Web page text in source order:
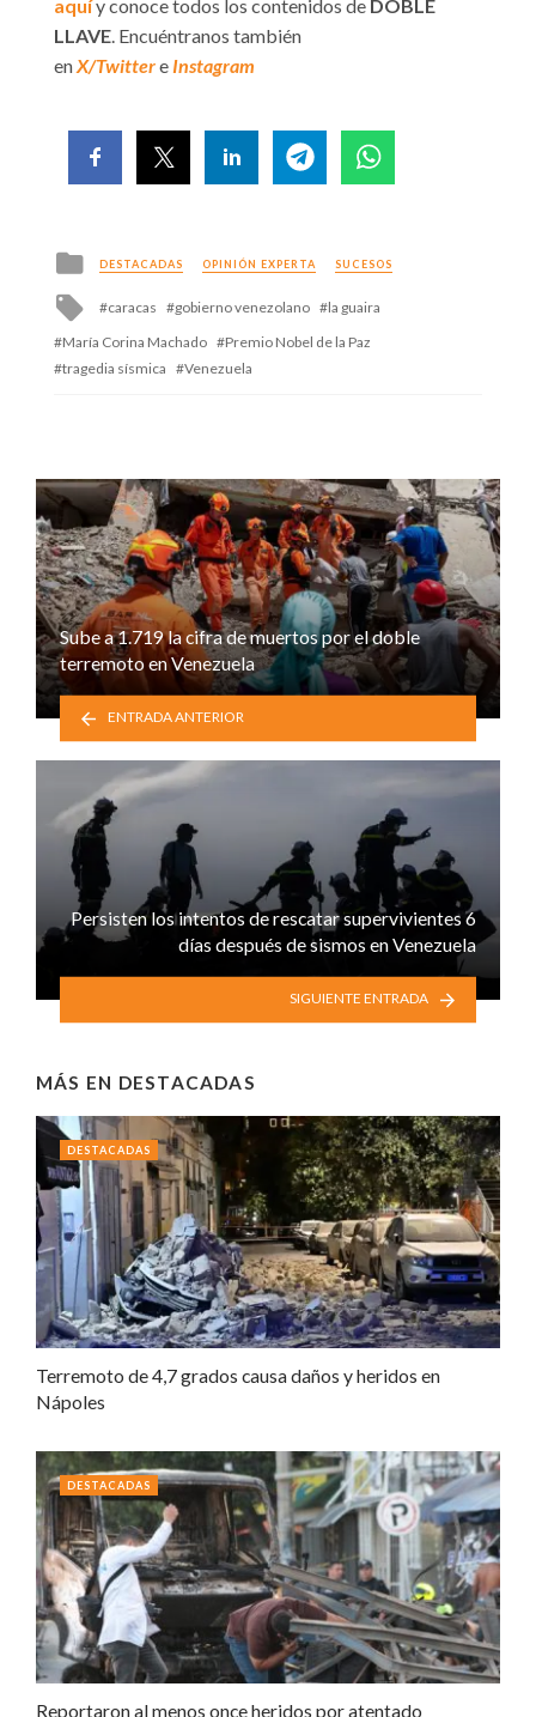
aquíy conoce todos los contenidos de DOBLE
LLAVE . Encuéntranos también
en X/Twittere Instagram
Posted
in
DESTACADAS OPINIÓN EXPERTA SUCESOS
Tagged
with
caracas gobierno venezolano
la guaira
María Corina Machado
Premio Nobel de la Paz
tragedia sísmica
Venezuela
Sube a 1.719 la cifra de muertos por el doble
terremoto en Venezuela
ENTRADA ANTERIOR
Persisten los intentos de rescatar supervivientes 6
días después de sismos en Venezuela
SIGUIENTE ENTRADA
MÁS EN DESTACADAS
Terremoto de 4,7 grados causa daños y heridos en
Nápoles
DESTACADAS
Reportaron al menos once heridos por atentado
DESTACADAS